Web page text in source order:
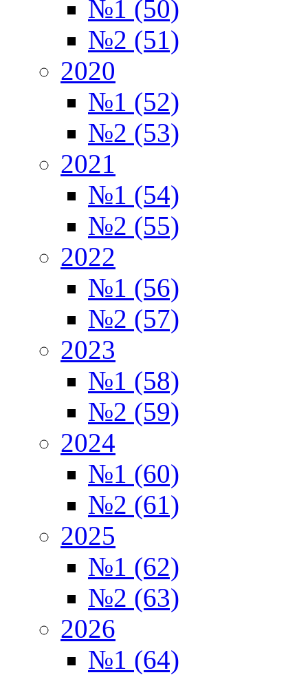
№1 (50)
№2 (51)
2020
№1 (52)
№2 (53)
2021
№1 (54)
№2 (55)
2022
№1 (56)
№2 (57)
2023
№1 (58)
№2 (59)
2024
№1 (60)
№2 (61)
2025
№1 (62)
№2 (63)
2026
№1 (64)